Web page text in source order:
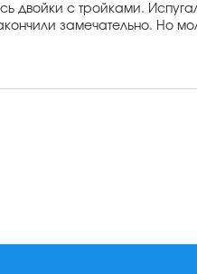
двойки с тройками.
замечательно. Но